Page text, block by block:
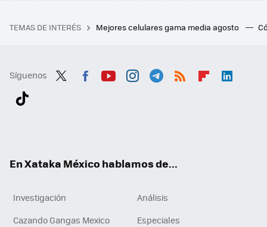
TEMAS DE INTERÉS Mejores celulares gama media agosto
Síguenos
En Xataka México hablamos de...
Investigación
Análisis
Cazando Gangas Mexico
Especiales